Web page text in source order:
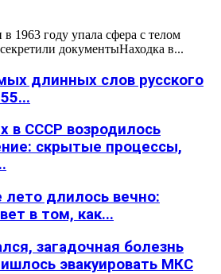
1963 году упала сфера с телом
документыНаходка в...
длинных слов русского
в СССР возродилось
скрытые процессы,
лето длилось вечно:
в том, как...
загадочная болезнь
эвакуировать МКС